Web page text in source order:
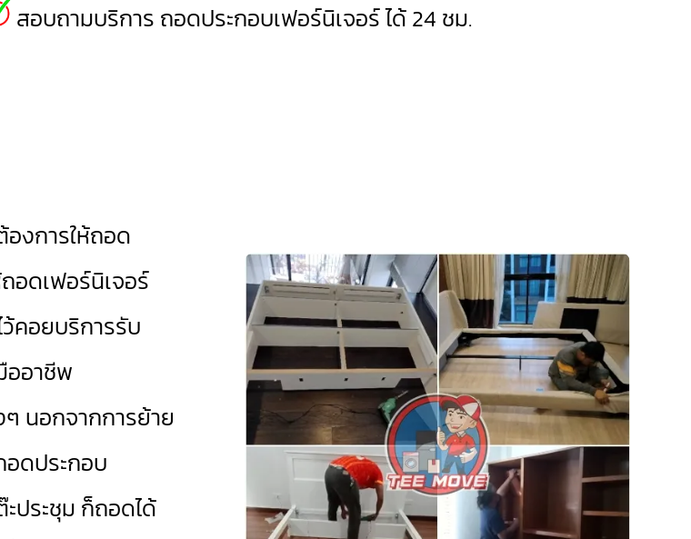
สอบถามบริการ ถอดประกอบเฟอร์นิเจอร์ ได้ 24 ชม.
องการให้ถอด
อดเฟอร์นิเจอร์
คอยบริการรับ
ออาชีพ
นอกจากการย้าย
อดประกอบ
ะประชุม ก็ถอดได้